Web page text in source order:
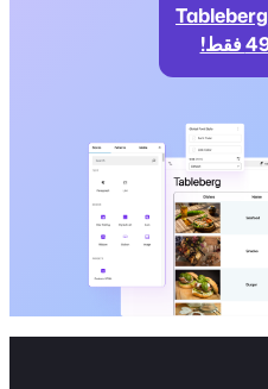
احصل على Tableberg